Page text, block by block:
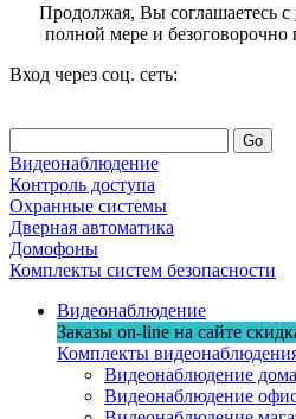
Продолжая, Вы соглашаетесь с
полной мере и безоговорочно
Вход через соц. сеть:
Go
Видеонаблюдение
Контроль доступа
Охранные системы
Дверная автоматика
Домофоны
Комплекты систем безопасности
Видеонаблюдение
Заказы on-line на сaйте
Комплекты
Видеонаблюдение дома
Видеонаблюдение